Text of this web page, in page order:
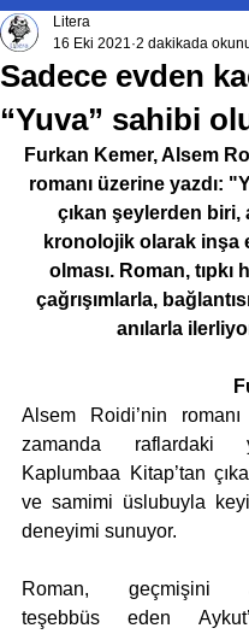
Sadece evden
“Yuva” sahibi
Litera
16 Eki 2021 2 dakikada
Furkan Kemer, Alsem
romanı üzerine yazdı:
çıkan şeylerden biri,
kronolojik olarak inşa
olması. Roman, tıpkı
çağrışımlarla,
anılarla
Alsem Roidi’nin
zamanda raflardaki
Kaplumbaa Kitap’tan
ve samimi üslubuyla
deneyimi sunuyor.
Roman, geçmişini
teşebbüs eden